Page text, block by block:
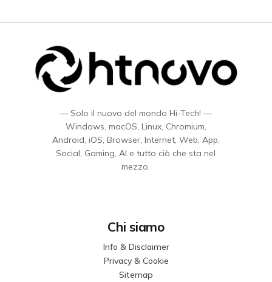
— Solo il nuovo del mondo Hi-Tech! —
Windows, macOS, Linux, Chromium,
Android, iOS, Browser, Internet, Web, App,
Social, Gaming, AI e tutto ciò che sta nel
mezzo.
Chi siamo
Info & Disclaimer
Privacy & Cookie
Sitemap